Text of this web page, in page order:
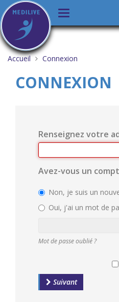
Aller
au
contenu
Basculer
la
navigation
Vous
êtes
ici :
Accueil Connexion
CONNEXION
Renseignez votre
Avez-vous un
Non, je suis un
Oui, j'ai un mot de
mot
Mot de passe oublié ?
Suivant